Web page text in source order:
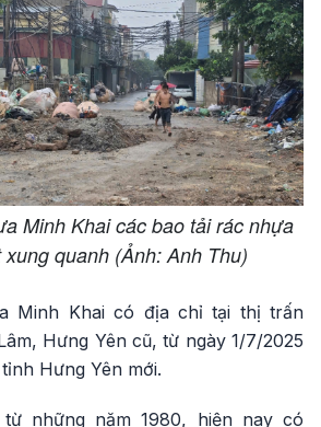
Minh Khai các bao tải rác nhựa
quanh (Ảnh: Anh Thu)
Minh Khai có địa chỉ tại thị trấn
Hưng Yên cũ, từ ngày 1/7/2025
Hưng Yên mới.
những năm 1980, hiện nay có